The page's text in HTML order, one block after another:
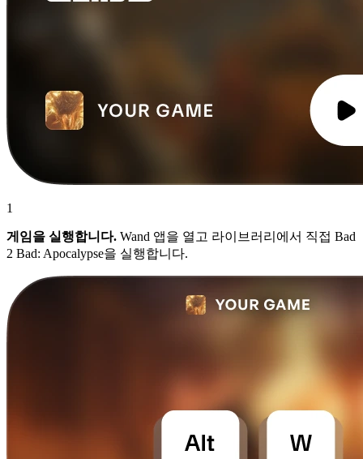
1
게임을 실행합니다. Wand 앱을 열고 라이브러리에서 직접 Bad
2 Bad: Apocalypse을 실행합니다.